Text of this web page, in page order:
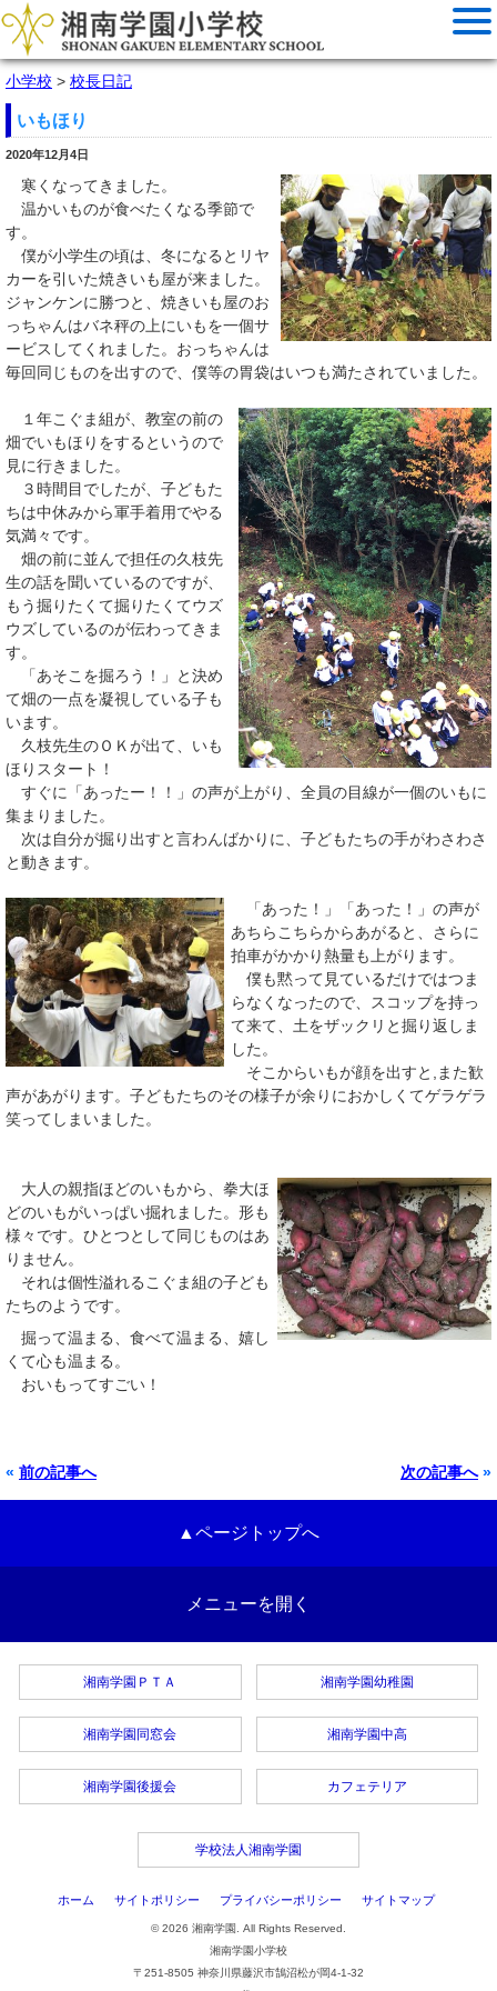
小学校 > 校長日記
いもほり
2020年12月4日
寒くなってきました。
温かいものが食べたくなる季節で
す。
僕が小学生の頃は、冬になるとリヤ
カーを引いた焼きいも屋が来ました。
ジャンケンに勝つと、焼きいも屋のお
っちゃんはバネ秤の上にいもを一個サ
ービスしてくれました。おっちゃんは
毎回同じものを出すので、僕等の胃袋はいつも満たされていました。
１年こぐま組が、教室の前の
畑でいもほりをするというので
見に行きました。
３時間目でしたが、子どもた
ちは中休みから軍手着用でやる
気満々です。
畑の前に並んで担任の久枝先
生の話を聞いているのですが、
もう掘りたくて掘りたくてウズ
ウズしているのが伝わってきま
す。
「あそこを掘ろう！」と決め
て畑の一点を凝視している子も
います。
久枝先生のＯＫが出て、いも
ほりスタート！
すぐに「あったー！！」の声が上がり、全員の目線が一個のいもに
集まりました。
次は自分が掘り出すと言わんばかりに、子どもたちの手がわさわさ
と動きます。
「あった！」「あった！」の声が
あちらこちらからあがると、さらに
拍車がかかり熱量も上がります。
僕も黙って見ているだけではつま
らなくなったので、スコップを持っ
て来て、土をザックリと掘り返しま
した。
そこからいもが顔を出すと,また歓
声があがります。子どもたちのその様子が余りにおかしくてゲラゲラ
笑ってしまいました。
大人の親指ほどのいもから、拳大ほ
どのいもがいっぱい掘れました。形も
様々です。ひとつとして同じものはあ
りません。
それは個性溢れるこぐま組の子ども
たちのようです。
掘って温まる、食べて温まる、嬉し
くて心も温まる。
おいもってすごい！
« 前の記事へ 次の記事へ»
▲ページトップへ
メニューを開く
湘南学園ＰＴＡ
湘南学園同窓会
湘南学園後援会
湘南学園幼稚園
湘南学園中高
カフェテリア
学校法人湘南学園
ホーム サイトポリシー プライバシーポリシー サイトマップ
© 2026 湘南学園. All Rights Reserved.
湘南学園小学校
〒251-8505 神奈川県藤沢市鵠沼松が岡4-1-32